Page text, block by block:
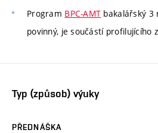
Program BPC-AMT bakalářský 3
povinný, je součástí profilujícího
Typ (způsob) výuky
PŘEDNÁŠKA